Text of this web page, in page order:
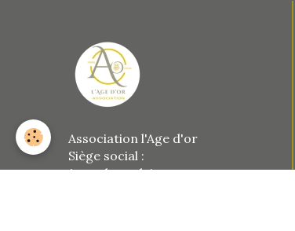
Association l'Age d'or
Siège social :
1 rue des palais